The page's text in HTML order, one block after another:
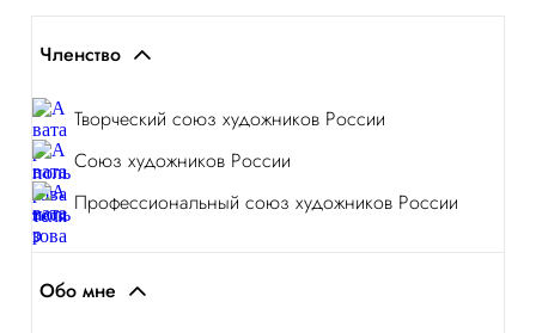
Членство
Творческий союз художников России
Союз художников России
Профессиональный союз художников России
Обо мне